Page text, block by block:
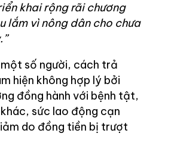
khai rộng rãi chương
lắm vì nông dân cho chưa
số người, cách trả
hiện không hợp lý bởi
đồng hành với bệnh tật,
sức lao động cạn
do đồng tiền bị trượt